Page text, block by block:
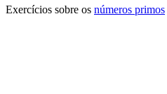
Exercícios sobre os números primos